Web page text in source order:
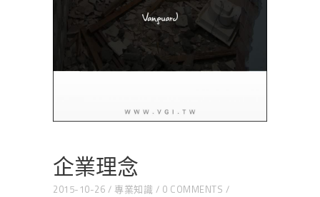
企業理念
2015-10-26 專業知識 0 COMMENTS